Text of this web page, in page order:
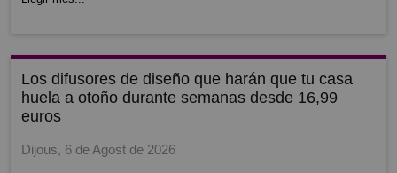
los difusores de diseño que harán que tu casa
huela a otoño durante semanas desde 16,99
euros
Dijous, 6 de Agost de 2026